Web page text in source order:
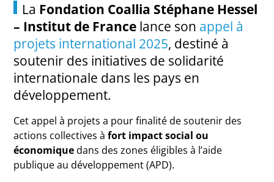
La Fondation Coallia Stéphane Hessel
– Institut de France lance son appel à
projets international 2025, destiné à
soutenir des initiatives de solidarité
internationale dans les pays en
développement.
Cet appel à projets a pour finalité de soutenir des
actions collectives àfort impact social ou
économiquedans des zones éligibles à l’aide
publique au développement (APD).